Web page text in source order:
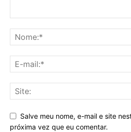
Salve meu nome, e-mail e site
próxima vez que eu comentar.